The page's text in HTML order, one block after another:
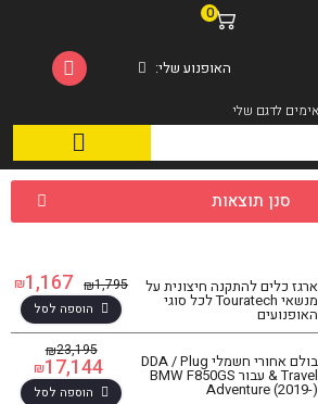
0
האופנוע שלי:
סנן תוצאות
ארגז כלים להתקנה חיצונית על
מנשאי Touratech לכל סוגי
האופנועים
₪1,795
₪1,167
הוספה לסל
בולם אחורי חשמלי DDA / Plug
& Travel עבור BMW F850GS
Adventure (2019-)
₪23,195
₪17,144
הוספה לסל